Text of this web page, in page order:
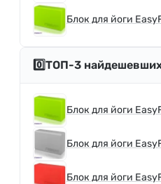
Блок для йоги
0️⃣ТОП-3
Блок для йоги
Блок для йоги
Блок для йоги